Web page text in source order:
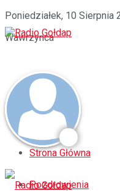
Poniedziałek, 10 Sierpnia
Wawrzynca
Strona Główna
Pozdrowienia